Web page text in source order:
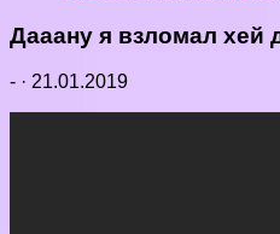
Дааану я взломал хей
- · 21.01.2019